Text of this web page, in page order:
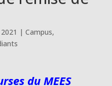
| Campus,
du MEES